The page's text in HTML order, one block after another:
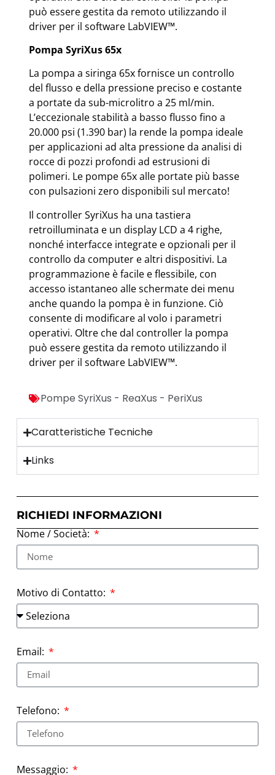
può essere gestita da remoto utilizzando il
driver per il software LabVIEW™.
Pompa SyriXus 65x
La pompa a siringa 65x fornisce un controllo
del flusso e della pressione preciso e costante
a portate da sub-microlitro a 25 ml/min.
L’eccezionale stabilità a basso flusso fino a
20.000 psi (1.390 bar) la rende la pompa ideale
per applicazioni ad alta pressione da analisi di
rocce di pozzi profondi ad estrusioni di
polimeri. Le pompe 65x alle portate più basse
con pulsazioni zero disponibili sul mercato!
Il controller SyriXus ha una tastiera
retroilluminata e un display LCD a 4 righe,
nonché interfacce integrate e opzionali per il
controllo da computer e altri dispositivi. La
programmazione è facile e flessibile, con
accesso istantaneo alle schermate dei menu
anche quando la pompa è in funzione. Ciò
consente di modificare al volo i parametri
operativi. Oltre che dal controller la pompa
può essere gestita da remoto utilizzando il
driver per il software LabVIEW™.
Pompe SyriXus - ReaXus - PeriXus
Caratteristiche Tecniche
Links
RICHIEDI INFORMAZIONI
Nome / Società:
Motivo di Contatto:
Email:
Telefono:
Messaggio: